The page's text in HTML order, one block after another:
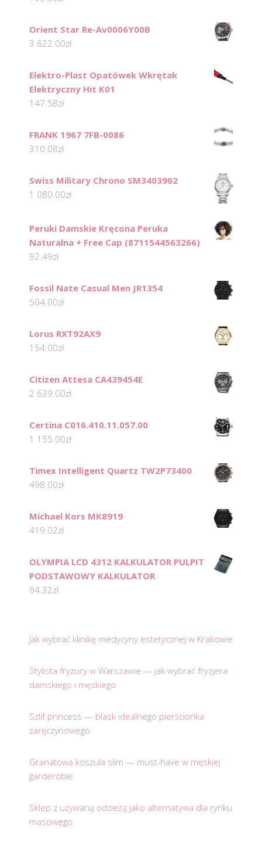
Orient Star Re-Av0006Y00B
3 622.00zł
Elektro-Plast Opatówek Wkrętak
Elektryczny Hit K01
147.58zł
FRANK 1967 7FB-0086
310.08zł
Swiss Military Chrono SM3403902
1 080.00zł
Peruki Damskie Kręcona Peruka
Naturalna + Free Cap (8711544563266)
92.49zł
Fossil Nate Casual Men JR1354
504.00zł
Lorus RXT92AX9
154.00zł
Citizen Attesa CA439454E
2 639.00zł
Certina C016.410.11.057.00
1 155.00zł
Timex Intelligent Quartz TW2P73400
498.00zł
Michael Kors MK8919
419.02zł
OLYMPIA LCD 4312 KALKULATOR PULPIT
PODSTAWOWY KALKULATOR
94.32zł
Jak wybrać klinikę medycyny estetycznej w Krakowie
Stylista fryzury w Warszawie — jak wybrać fryzjera
damskiego i męskiego
Szlif princess — blask idealnego pierścionka
zaręczynowego
Granatowa koszula slim — must-have w męskiej
garderobie
Sklep z używaną odzieżą jako alternatywa dla rynku
masowego